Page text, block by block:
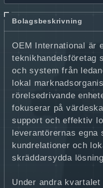
Bolagsbeskrivning
OEM International är
teknikhandelsföretag
och system från
lokal
rörelsedrivande
fokuserar på
support och effektiv
leverantörernas egna
kundrelationer och
skräddarsydda
Under andra kvartalet